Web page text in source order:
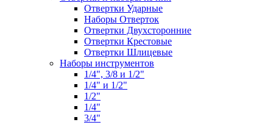
Отвертки Ударные
Наборы Отверток
Отвертки Двухсторонние
Отвертки Крестовые
Отвертки Шлицевые
Наборы инструментов
1/4", 3/8 и 1/2"
1/4" и 1/2"
1/2"
1/4"
3/4"